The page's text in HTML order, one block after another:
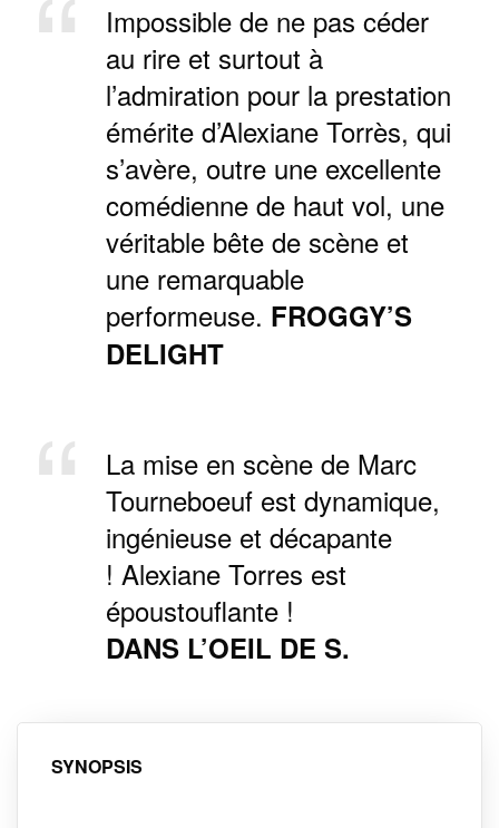
Impossible de ne pas céder
au rire et surtout à
l’admiration pour la prestation
émérite d’Alexiane Torrès, qui
s’avère, outre une excellente
comédienne de haut vol, une
véritable bête de scène et
une remarquable
performeuse. FROGGY’S
DELIGHT
La mise en scène de Marc
Tourneboeuf est dynamique,
ingénieuse et décapante
! Alexiane Torres est
époustouflante !
DANS L’OEIL DE S.
SYNOPSIS